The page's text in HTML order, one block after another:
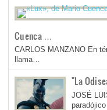
Cuenca …
CARLOS MANZANO En
llama…
"La
JOSÉ